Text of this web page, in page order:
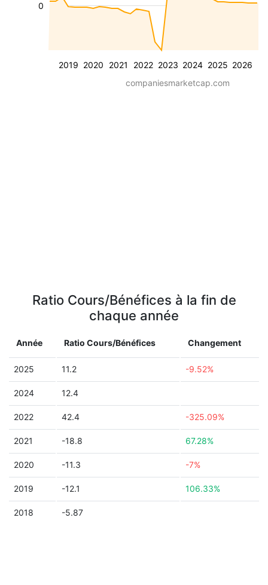
2019 2020 2021 2022 2023 2024 2025 2026
0
companiesmarketcap.com
Ratio Cours/Bénéfices à la fin de
chaque année
Année Ratio Cours/Bénéfices Changement
2025 11.2 -9.52%
2024 12.4
2022 42.4 -325.09%
2021 -18.8 67.28%
2020 -11.3 -7%
2019 -12.1 106.33%
2018 -5.87